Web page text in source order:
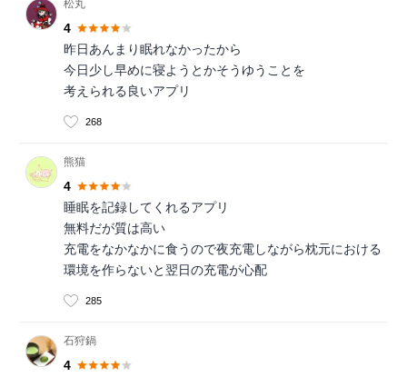
松丸
4
昨日あんまり眠れなかったから
今日少し早めに寝ようとかそうゆうことを
考えられる良いアプリ
268
熊猫
4
睡眠を記録してくれるアプリ
無料だが質は高い
充電をなかなかに食うので夜充電しながら枕元における
環境を作らないと翌日の充電が心配
285
石狩鍋
4